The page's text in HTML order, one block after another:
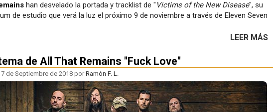
han desvelado la portada y tracklist de " Victims of the New Disease", su
de estudio que verá la luz el próximo 9 de noviembre a través de Eleven Seven
LEER MÁS
de All That Remains "Fuck Love"
de Septiembre de 2018 porRamón F. L.